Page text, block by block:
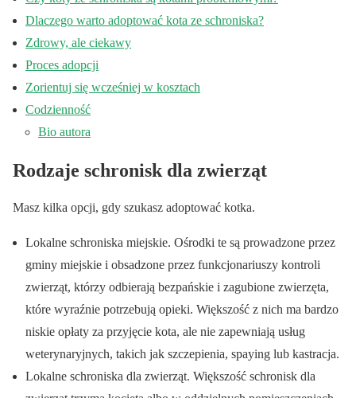
Dlaczego warto adoptować kota ze schroniska?
Zdrowy, ale ciekawy
Proces adopcji
Zorientuj się wcześniej w kosztach
Codzienność
Bio autora
Rodzaje schronisk dla zwierząt
Masz kilka opcji, gdy szukasz adoptować kotka.
Lokalne schroniska miejskie. Ośrodki te są prowadzone przez
gminy miejskie i obsadzone przez funkcjonariuszy kontroli
zwierząt, którzy odbierają bezpańskie i zagubione zwierzęta,
które wyraźnie potrzebują opieki. Większość z nich ma bardzo
niskie opłaty za przyjęcie kota, ale nie zapewniają usług
weterynaryjnych, takich jak szczepienia, spaying lub kastracja.
Lokalne schroniska dla zwierząt. Większość schronisk dla